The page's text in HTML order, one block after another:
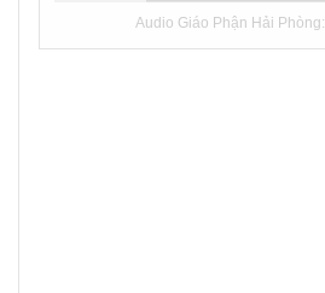
Audio Giáo Phận Hải Phòng: